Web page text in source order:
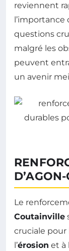
reviennent
questions
malgré les
peuvent
un avenir
Le
Coutainville
cruciale pour
l’érosion et à